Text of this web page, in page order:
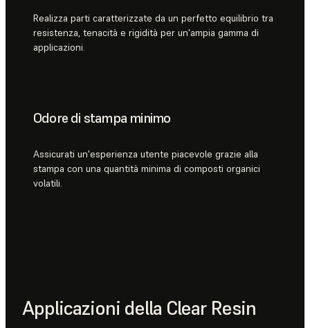
Realizza parti caratterizzate da un perfetto equilibrio tra
resistenza, tenacità e rigidità per un'ampia gamma di
applicazioni.
Odore di stampa minimo
Assicurati un'esperienza utente piacevole grazie alla
stampa con una quantità minima di composti organici
volatili.
Applicazioni della Clear Resin